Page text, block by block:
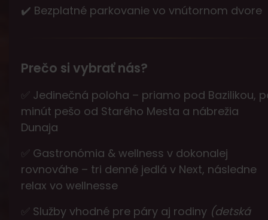
✔️ Bezplatné parkovanie vo vnútornom dvore
Prečo si vybrať nás?
✅ Jedinečná poloha – priamo pod Bazilikou,
minút pešo od Starého Mesta a nábrežia
Dunaja
✅ Gastronómia & wellness v dokonalej
rovnováhe – tri denné jedlá v Next, následne
relax vo wellnesse
✅ Služby vhodné pre páry aj rodiny (detská